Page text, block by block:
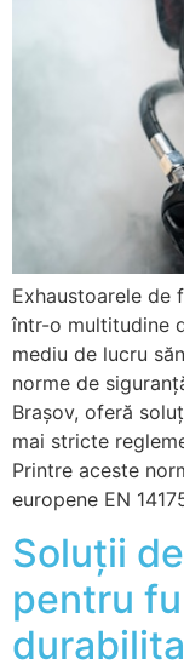
Exhaustoarele de
într-o multitudine
mediu de lucru
norme de
Brașov, oferă
mai stricte
Printre aceste
europene EN
Soluții
pentru